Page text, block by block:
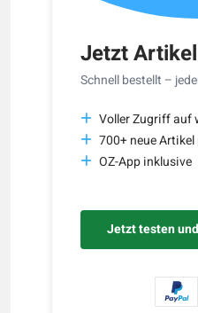
Jetzt
Schnell bestellt –
Voller Zugriff auf
700+ neue Artikel
OZ-App inklusive
Jetzt testen